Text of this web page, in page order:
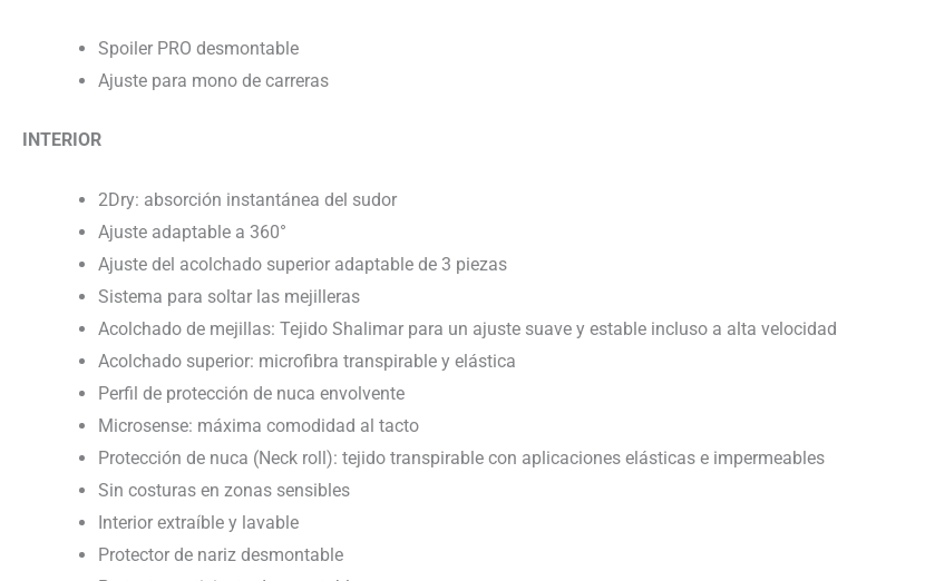
Spoiler PRO desmontable
Ajuste para mono de carreras
INTERIOR
2Dry: absorción instantánea del sudor
Ajuste adaptable a 360°
Ajuste del acolchado superior adaptable de 3 piezas
Sistema para soltar las mejilleras
Acolchado de mejillas: Tejido Shalimar para un ajuste suave y estable incluso a alta velocidad
Acolchado superior: microfibra transpirable y elástica
Perfil de protección de nuca envolvente
Microsense: máxima comodidad al tacto
Protección de nuca (Neck roll): tejido transpirable con aplicaciones elásticas e impermeables
Sin costuras en zonas sensibles
Interior extraíble y lavable
Protector de nariz desmontable